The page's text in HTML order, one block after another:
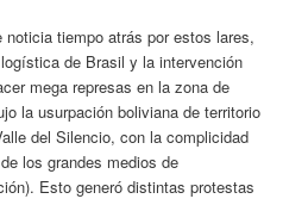
noticia tiempo atrás por estos lares,
de Brasil y la intervención
mega represas en la zona de
la usurpación boliviana de territorio
del Silencio, con la complicidad
los grandes medios de
Esto generó distintas protestas